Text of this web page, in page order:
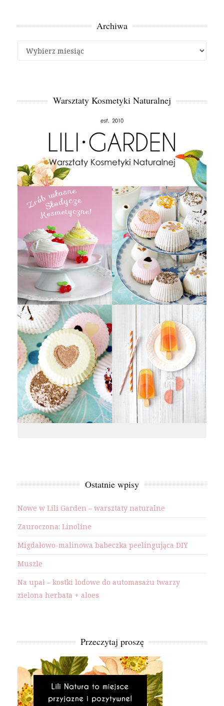
Archiwa
Archiwa
Warsztaty Kosmetyki Naturalnej
Ostatnie wpisy
Nowe w Lili Garden – warsztaty naturalne
Zauroczona: Linoline
Migdałowo-malinowa babeczka peelingująca DIY
Muszle
Na upał – kostki lodowe do automasażu twarzy
zielona herbata + aloes
Przeczytaj proszę